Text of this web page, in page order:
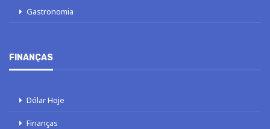
Gastronomia
FINANÇAS
Dólar Hoje
Finanças